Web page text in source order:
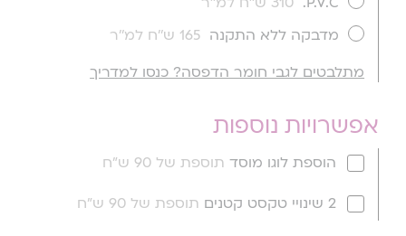
מדבקה ללא התקנה 165 ש''ח למ''ר
מתלבטים לגבי חומר הדפסה? כנסו למדריך
אפשרויות נוספות
הוספת לוגו מוסד תוספת של 90 ש"ח
2 שינויי טקסט קטנים תוספת של 90 ש"ח